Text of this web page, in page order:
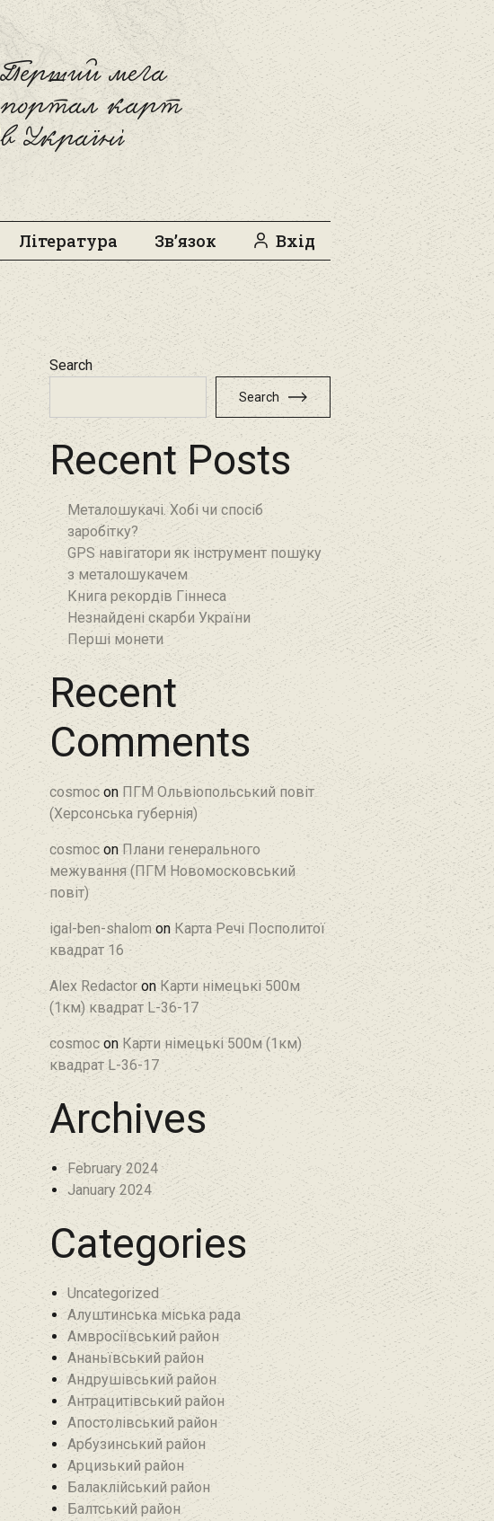
Freemap
Перший мега
портал карт
в Україні
Література Зв’язок Вхід
Search
Search
Recent Posts
Металошукачі. Хобі чи спосіб
заробітку?
GPS навігатори як інструмент пошуку
з металошукачем
Книга рекордів Гіннеса
Незнайдені скарби України
Перші монети
Recent
Comments
cosmocon ПГМ Ольвіопольський повіт
(Херсонська губернія)
cosmocon Плани генерального
межування (ПГМ Новомосковський
повіт)
igal-ben-shalomon Карта Речі Посполитої
квадрат 16
Alex Redactoron Карти німецькі 500м
(1км) квадрат L-36-17
cosmocon Карти німецькі 500м (1км)
квадрат L-36-17
Archives
February 2024
January 2024
Categories
Uncategorized
Алуштинська міська рада
Амвросіївський район
Ананьївський район‎
Андрушівський район‎
Антрацитівський район‎
Апостолівський район
Арбузинський район‎
Арцизький район‎
Балаклійський район
Балтський район‎